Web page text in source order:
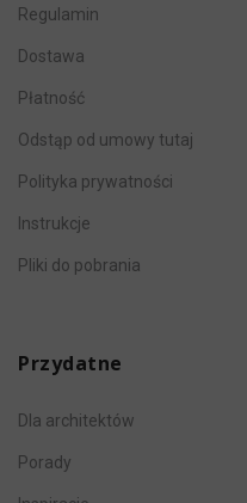
Regulamin
Dostawa
Płatność
Odstąp od umowy tutaj
Polityka prywatności
Instrukcje
Pliki do pobrania
Przydatne
Dla architektów
Porady